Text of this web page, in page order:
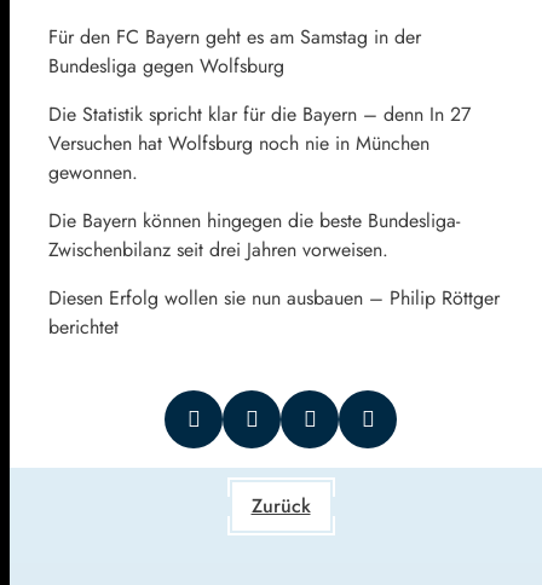
Für den FC Bayern geht es am Samstag in der
Bundesliga gegen Wolfsburg
Die Statistik spricht klar für die Bayern – denn In 27
Versuchen hat Wolfsburg noch nie in München
gewonnen.
Die Bayern können hingegen die beste Bundesliga-
Zwischenbilanz seit drei Jahren vorweisen.
Diesen Erfolg wollen sie nun ausbauen – Philip Röttger
berichtet
Zurück